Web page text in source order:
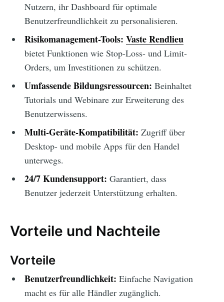
Nutzern, ihr Dashboard für optimale
Benutzerfreundlichkeit zu personalisieren.
Risikomanagement-Tools: Vaste Rendlieu
bietet Funktionen wie Stop-Loss- und Limit-
Orders, um Investitionen zu schützen.
Umfassende Bildungsressourcen: Beinhaltet
Tutorials und Webinare zur Erweiterung des
Benutzerwissens.
Multi-Geräte-Kompatibilität: Zugriff über
Desktop- und mobile Apps für den Handel
unterwegs.
24/7 Kundensupport: Garantiert, dass
Benutzer jederzeit Unterstützung erhalten.
Vorteile und Nachteile
Vorteile
Benutzerfreundlichkeit: Einfache Navigation
macht es für alle Händler zugänglich.